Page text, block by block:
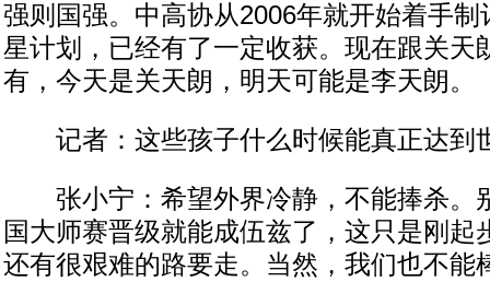
强则国强。中高协从2006年就开始着手
星计划，已经有了一定收获。现在跟关天
有，今天是关天朗，明天可能是李天朗。
记者：这些孩子什么时候能真正达到
张小宁：希望外界冷静，不能捧杀。
国大师赛晋级就能成伍兹了，这只是刚起
还有很艰难的路要走。当然，我们也不能